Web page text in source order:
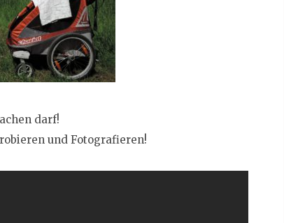
darf!
und Fotografieren!